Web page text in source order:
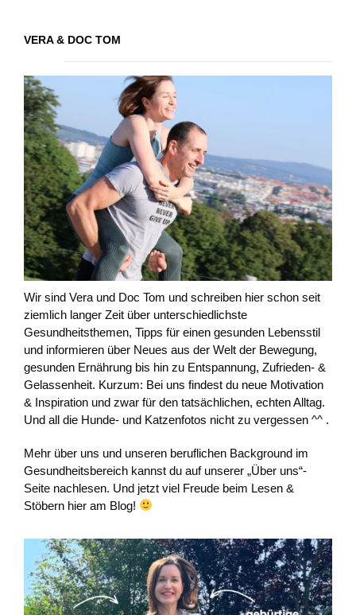
VERA & DOC TOM
Wir sind Vera und Doc Tom und schreiben hier schon seit
ziemlich langer Zeit über unterschiedlichste
Gesundheitsthemen, Tipps für einen gesunden Lebensstil
und informieren über Neues aus der Welt der Bewegung,
gesunden Ernährung bis hin zu Entspannung, Zufrieden- &
Gelassenheit. Kurzum: Bei uns findest du neue Motivation
& Inspiration und zwar für den tatsächlichen, echten Alltag.
Und all die Hunde- und Katzenfotos nicht zu vergessen ^^ .
Mehr über uns und unseren beruflichen Background im
Gesundheitsbereich kannst du auf unserer „Über uns“-
Seite nachlesen. Und jetzt viel Freude beim Lesen &
Stöbern hier am Blog!